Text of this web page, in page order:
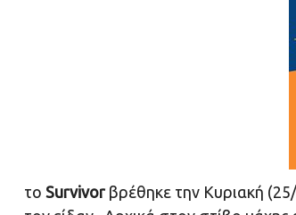
το Survivor βρέθηκε την Κυριακή